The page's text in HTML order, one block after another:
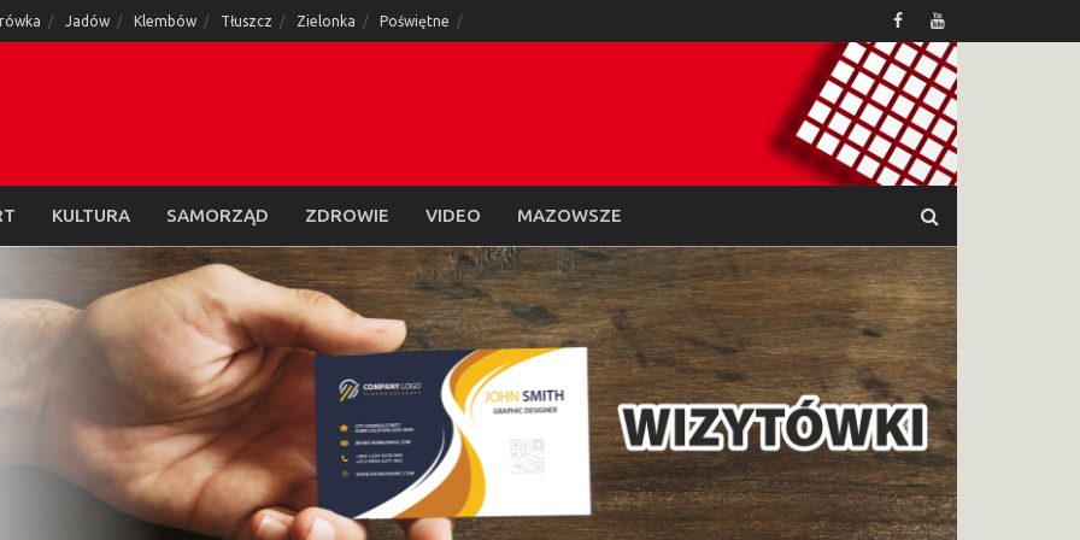
Jadów Klembów Tłuszcz Zielonka Poświętne
KULTURA SAMORZĄD ZDROWIE VIDEO MAZOWSZE